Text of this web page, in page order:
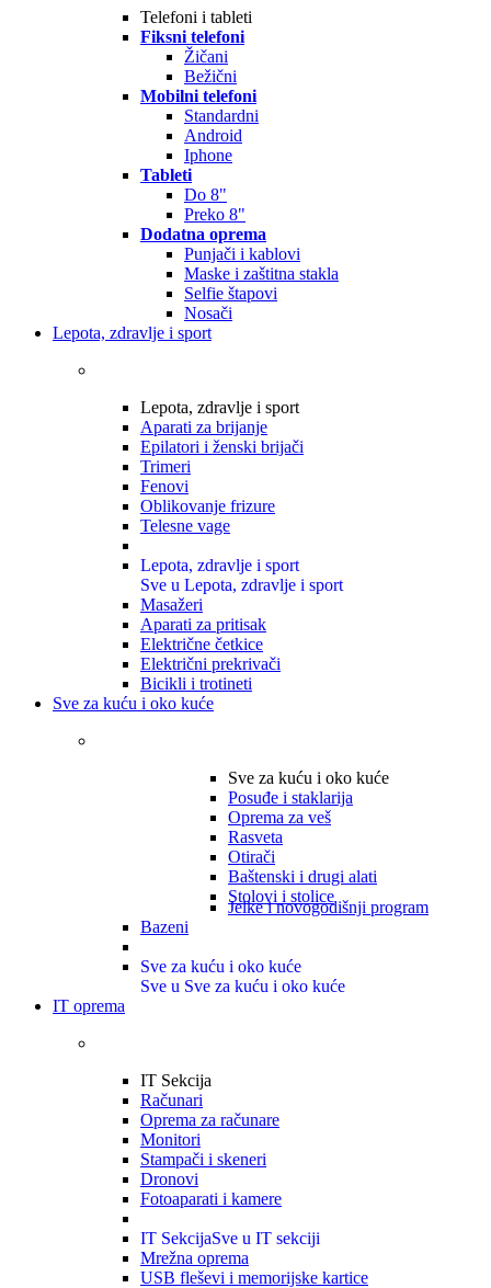
Telefoni i tableti
Fiksni telefoni
Žičani
Bežični
Mobilni telefoni
Standardni
Android
Iphone
Tableti
Do 8"
Preko 8"
Dodatna oprema
Punjači i kablovi
Maske i zaštitna stakla
Selfie štapovi
Nosači
Lepota, zdravlje i sport
Lepota, zdravlje i sport
Aparati za brijanje
Epilatori i ženski brijači
Trimeri
Fenovi
Oblikovanje frizure
Telesne vage
Lepota, zdravlje i sport
Sve u Lepota, zdravlje i sport
Masažeri
Aparati za pritisak
Električne četkice
Električni prekrivači
Bicikli i trotineti
Sve za kuću i oko kuće
Sve za kuću i oko kuće
Posuđe i staklarija
Oprema za veš
Rasveta
Otirači
Baštenski i drugi alati
Stolovi i stolice
Jelke i novogodišnji program
Bazeni
Sve za kuću i oko kuće
Sve u Sve za kuću i oko kuće
IT oprema
IT Sekcija
Računari
Oprema za računare
Monitori
Stampači i skeneri
Dronovi
Fotoaparati i kamere
IT SekcijaSve u IT sekciji
Mrežna oprema
USB fleševi i memorijske kartice